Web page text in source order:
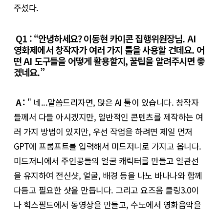
주셨다.
Q1 : “안녕하세요? 이동현 카이콘 집행위원장님. AI
영화제에서 창작자가 여러 가지 툴을 사용할 건데요. 어
떤 AI 도구들을 어떻게 활용할지, 꿀팁을 알려주시면 좋
겠네요.”
A : " 네...말씀드리자면, 많은 AI 툴이 있습니다. 창작자
들께서 다들 아시겠지만, 일반적인 콘텐츠를 제작하는 여
러 가지 방법이 있지만, 우선 작업을 하려면 제일 먼저
GPT에 프롬프트를 입력해서 미드저니로 가지고 옵니다.
미드저니에서 주인공들의 얼굴 캐릭터를 만들고 일관선
을 유지하여 전신샷, 얼굴, 배경 등을 나노 바나나와 함께
다듬고 필요한 샷을 만듭니다. 그리고 요즈음 클링3.0이
나 힉스필드에서 동영상을 만들고, 수노에서 영화음악을